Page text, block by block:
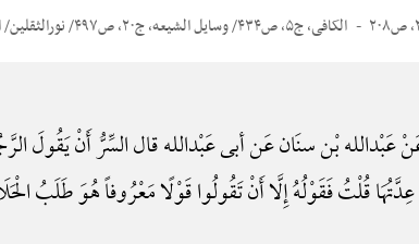
الکافی، ج۵، ص۴۳۴/ وسایل الشیعه، ج۲۰، ص۴۹۷/ نورالثقلین/ البرهان
عَبْدالله بْن سنَان عَن أبی عَبْدالله قال السِّرُّ أَنْ یَقُولَ
قُلْتُ فَقَوْلُهُ إِلَّا أَنْ تَقُولُوا قَوْلًا مَعْرُوفاً هُوَ طَلَبُ